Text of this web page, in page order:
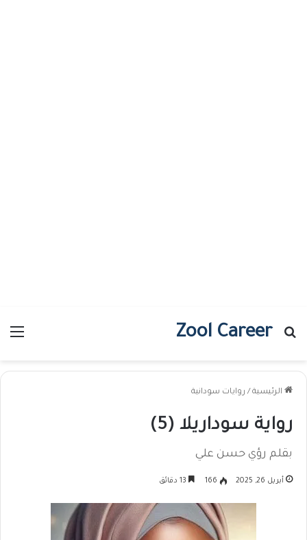
Zool Career
بحث عن
الرئيسية / روايات سودانية
رواية سوداريلا (5)
بقلم رؤي حسن علي
أبريل 26, 2025 166